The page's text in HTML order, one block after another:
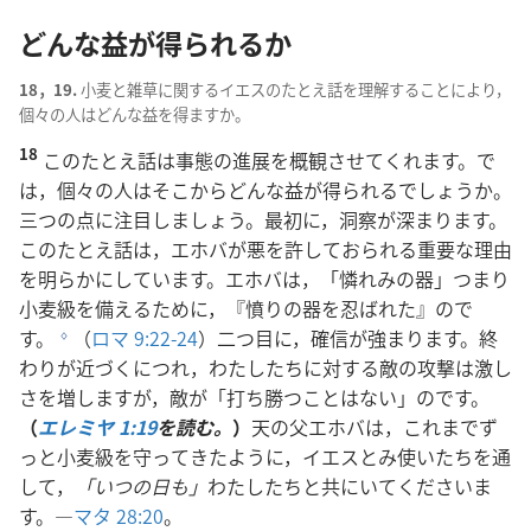
どんな益が得られるか
18，19.小麦と雑草に関するイエスのたとえ話を理解することにより，
個々の人はどんな益を得ますか。
18 このたとえ話は事態の進展を概観させてくれます。で
は，個々の人はそこからどんな益が得られるでしょうか。
三つの点に注目しましょう。最初に，洞察が深まります。
このたとえ話は，エホバが悪を許しておられる重要な理由
を明らかにしています。エホバは，「憐れみの器」つまり
小麦級を備えるために，『憤りの器を忍ばれた』ので
す。
g （ロマ 9:22-24）二つ目に，確信が強まります。終
わりが近づくにつれ，わたしたちに対する敵の攻撃は激し
さを増しますが，敵が「打ち勝つことはない」のです。
（エレミヤ 1:19を読む。 ） 天の父エホバは，これまでず
っと小麦級を守ってきたように，イエスとみ使いたちを通
して，
「いつの日も」 わたしたちと共にいてくださいま
す。―マタ 28:20。